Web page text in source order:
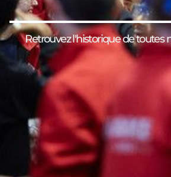
Retrouvez l'historique de toutes